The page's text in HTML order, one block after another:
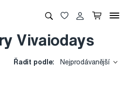
Vivaiodays
Řadit podle: Nejprodávanější